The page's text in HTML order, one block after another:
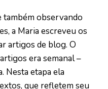
também observando
a Maria escreveu os
artigos de blog. O
era semanal –
Nesta etapa ela
que refletem seu